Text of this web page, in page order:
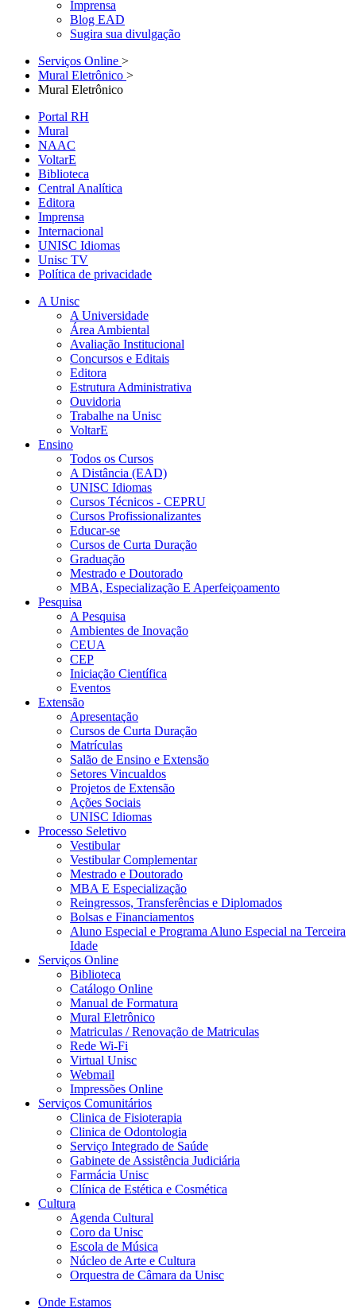
Imprensa
Blog EAD
Sugira sua divulgação
Serviços Online >
Mural Eletrônico >
Mural Eletrônico
Portal RH
Mural
NAAC
VoltarE
Biblioteca
Central Analítica
Editora
Imprensa
Internacional
UNISC Idiomas
Unisc TV
Política de privacidade
A Unisc
A Universidade
Área Ambiental
Avaliação Institucional
Concursos e Editais
Editora
Estrutura Administrativa
Ouvidoria
Trabalhe na Unisc
VoltarE
Ensino
Todos os Cursos
A Distância (EAD)
UNISC Idiomas
Cursos Técnicos - CEPRU
Cursos Profissionalizantes
Educar-se
Cursos de Curta Duração
Graduação
Mestrado e Doutorado
MBA, Especialização E Aperfeiçoamento
Pesquisa
A Pesquisa
Ambientes de Inovação
CEUA
CEP
Iniciação Científica
Eventos
Extensão
Apresentação
Cursos de Curta Duração
Matrículas
Salão de Ensino e Extensão
Setores Vincualdos
Projetos de Extensão
Ações Sociais
UNISC Idiomas
Processo Seletivo
Vestibular
Vestibular Complementar
Mestrado e Doutorado
MBA E Especialização
Reingressos, Transferências e Diplomados
Bolsas e Financiamentos
Aluno Especial e Programa Aluno Especial na Terceira
Idade
Serviços Online
Biblioteca
Catálogo Online
Manual de Formatura
Mural Eletrônico
Matriculas / Renovação de Matriculas
Rede Wi-Fi
Virtual Unisc
Webmail
Impressões Online
Serviços Comunitários
Clinica de Fisioterapia
Clinica de Odontologia
Serviço Integrado de Saúde
Gabinete de Assistência Judiciária
Farmácia Unisc
Clínica de Estética e Cosmética
Cultura
Agenda Cultural
Coro da Unisc
Escola de Música
Núcleo de Arte e Cultura
Orquestra de Câmara da Unisc
Onde Estamos